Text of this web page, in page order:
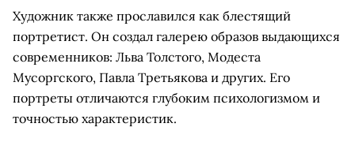
Художник также прославился как блестящий
портретист. Он создал галерею образов выдающихся
современников: Льва Толстого, Модеста
Мусоргского, Павла Третьякова и других. Его
портреты отличаются глубоким психологизмом и
точностью характеристик.